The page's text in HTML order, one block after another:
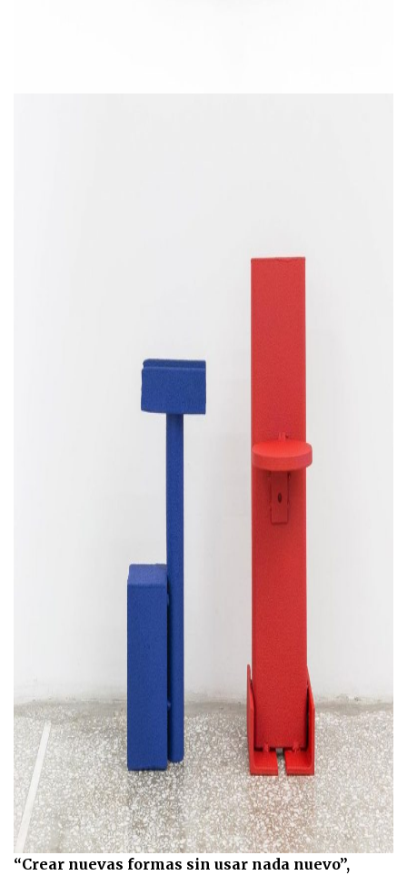
“Crear nuevas formas sin usar nada nuevo”,